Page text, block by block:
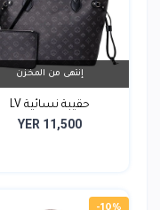
إنتهى من المخزن
حقيبة نسائية LV
YER 11,500